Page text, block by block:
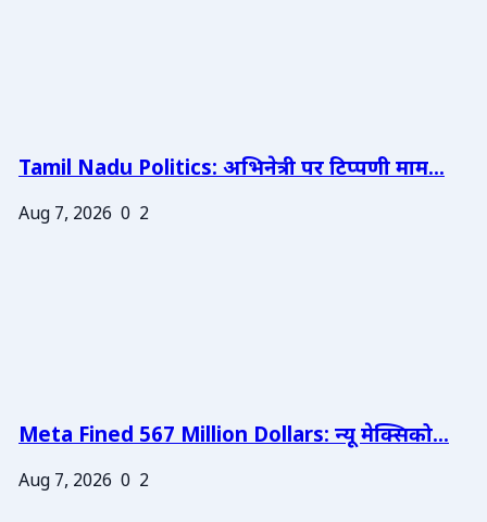
Tamil Nadu Politics: अभिनेत्री पर टिप्पणी माम...
Aug 7, 2026 0 2
Meta Fined 567 Million Dollars: न्यू मेक्सिको...
Aug 7, 2026 0 2